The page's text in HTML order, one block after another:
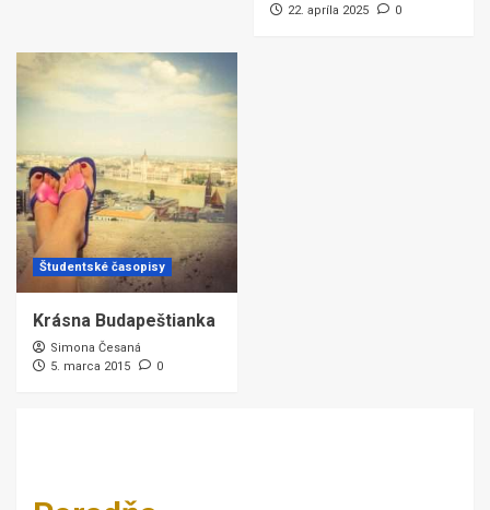
22. apríla 2025
0
Študentské časopisy
Krásna Budapeštianka
Simona Česaná
5. marca 2015
0